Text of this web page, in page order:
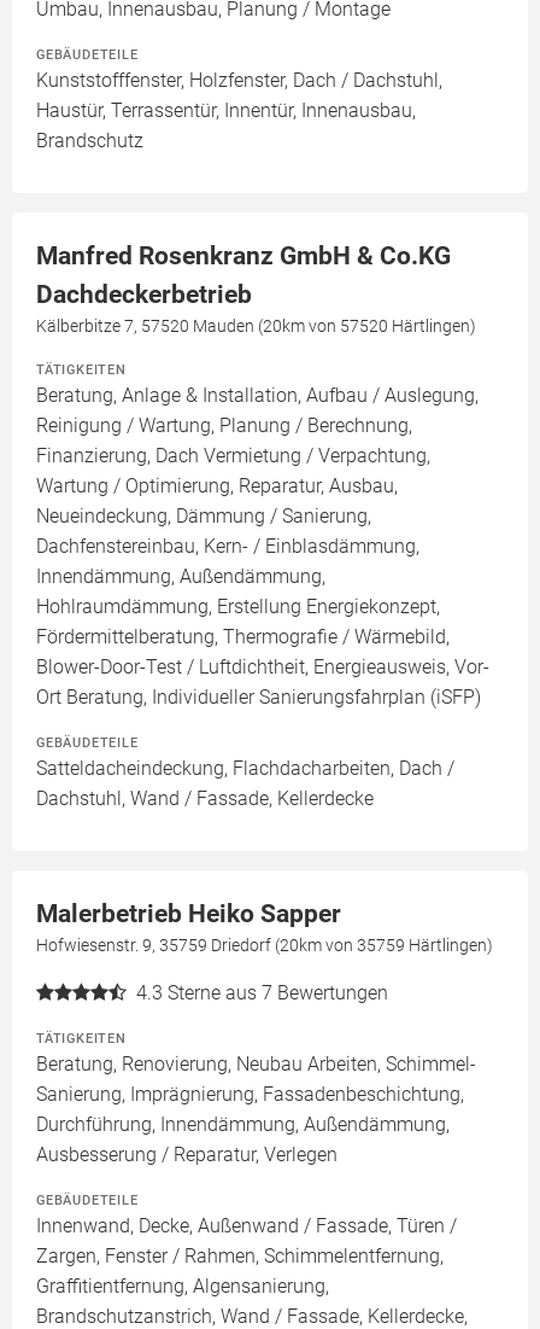
Umbau, Innenausbau, Planung / Montage
GEBÄUDETEILE
Kunststofffenster, Holzfenster, Dach / Dachstuhl,
Haustür, Terrassentür, Innentür, Innenausbau,
Brandschutz
Manfred Rosenkranz GmbH & Co.KG
Dachdeckerbetrieb
Kälberbitze 7, 57520 Mauden (20km von 57520 Härtlingen)
TÄTIGKEITEN
Beratung, Anlage & Installation, Aufbau / Auslegung,
Reinigung / Wartung, Planung / Berechnung,
Finanzierung, Dach Vermietung / Verpachtung,
Wartung / Optimierung, Reparatur, Ausbau,
Neueindeckung, Dämmung / Sanierung,
Dachfenstereinbau, Kern- / Einblasdämmung,
Innendämmung, Außendämmung,
Hohlraumdämmung, Erstellung Energiekonzept,
Fördermittelberatung, Thermografie / Wärmebild,
Blower-Door-Test / Luftdichtheit, Energieausweis, Vor-
Ort Beratung, Individueller Sanierungsfahrplan (iSFP)
GEBÄUDETEILE
Satteldacheindeckung, Flachdacharbeiten, Dach /
Dachstuhl, Wand / Fassade, Kellerdecke
Malerbetrieb Heiko Sapper
Hofwiesenstr. 9, 35759 Driedorf (20km von 35759 Härtlingen)
4.3 Sterne aus 7 Bewertungen
TÄTIGKEITEN
Beratung, Renovierung, Neubau Arbeiten, Schimmel-
Sanierung, Imprägnierung, Fassadenbeschichtung,
Durchführung, Innendämmung, Außendämmung,
Ausbesserung / Reparatur, Verlegen
GEBÄUDETEILE
Innenwand, Decke, Außenwand / Fassade, Türen /
Zargen, Fenster / Rahmen, Schimmelentfernung,
Graffitientfernung, Algensanierung,
Brandschutzanstrich, Wand / Fassade, Kellerdecke,